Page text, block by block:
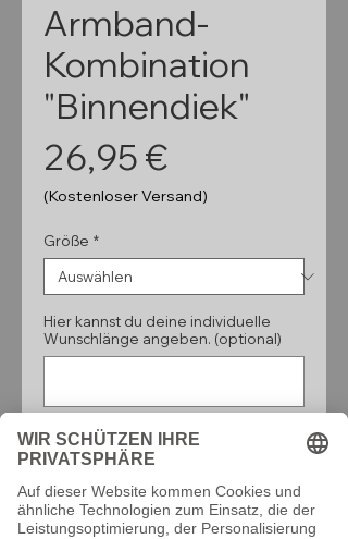
Armband-
Kombination
"Binnendiek"
26,95 €Preis
(Kostenloser Versand)
Größe *
Hier kannst du deine individuelle
Wunschlänge angeben. (optional)
Anzahl *